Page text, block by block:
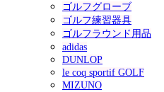
ゴルフグローブ
ゴルフ練習器具
ゴルフラウンド用品
adidas
DUNLOP
le coq sportif GOLF
MIZUNO